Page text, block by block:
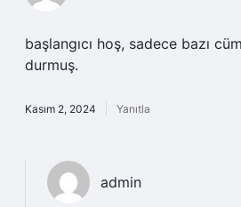
başlangıcı hoş, sadece bazı
durmuş.
Kasım 2, 2024 Yanıtla
admin